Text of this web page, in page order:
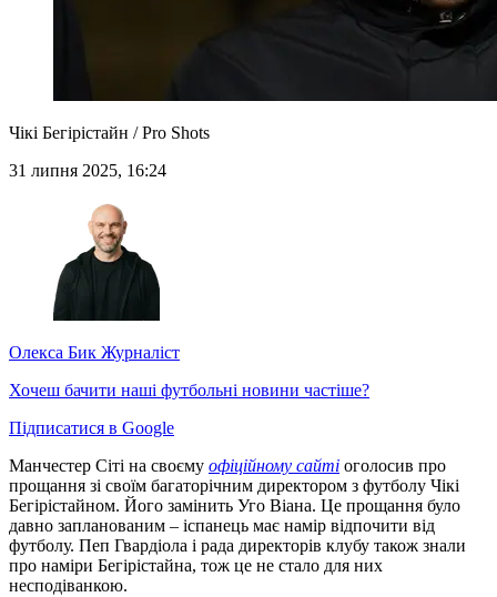
Чікі Бегірістайн / Pro Shots
31 липня 2025, 16:24
Олекса Бик Журналіст
Хочеш бачити наші футбольні новини частіше?
Підписатися в Google
Манчестер Сіті на своєму офіційному сайті оголосив про
прощання зі своїм багаторічним директором з футболу Чікі
Бегірістайном. Його замінить Уго Віана. Це прощання було
давно запланованим – іспанець має намір відпочити від
футболу. Пеп Гвардіола і рада директорів клубу також знали
про наміри Бегірістайна, тож це не стало для них
несподіванкою.